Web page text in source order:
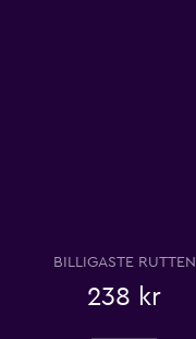
BILLIGASTE RUTTEN
238 kr